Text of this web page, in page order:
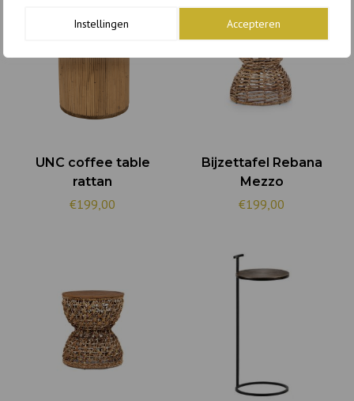
Instellingen Accepteren
UNC coffee table
rattan
€199,00
Bijzettafel Rebana
Mezzo
€199,00